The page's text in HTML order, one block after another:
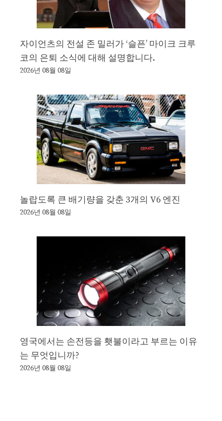
자이언츠의 전설 존 밀러가 ‘슬픈’ 마이크 크루
코의 은퇴 소식에 대해 설명합니다.
2026년 08월 08일
놀랍도록 큰 배기량을 갖춘 3개의 V6 엔진
2026년 08월 08일
영국에서는 손전등을 횃불이라고 부르는 이유
는 무엇입니까?
2026년 08월 08일